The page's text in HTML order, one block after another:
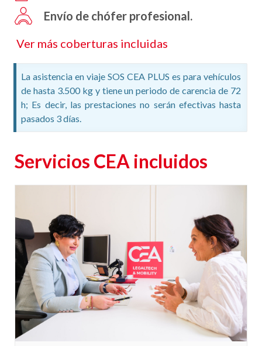
Envío de chófer profesional.
Ver más coberturas incluidas
La asistencia en viaje SOS CEA PLUS es para vehículos
de hasta 3.500 kg y tiene un periodo de carencia de 72
h; Es decir, las prestaciones no serán efectivas hasta
pasados 3 días.
Servicios CEA incluidos